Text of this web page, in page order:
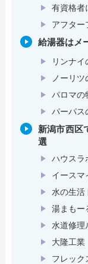
有資格者
アフター
給湯器はメ
リンナイ
ノーリ
パロマの
パーパス
新潟市西区
選
ハウスラ
イースマ
水の生活
湯まもー
水道修理
大隆工業
フレック